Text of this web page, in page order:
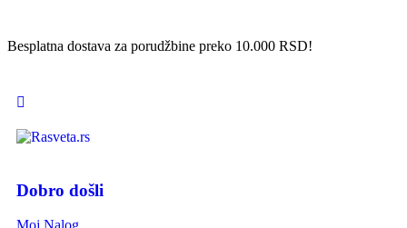
Besplatna dostava za porudžbine preko 10.000 RSD!
Dobro došli